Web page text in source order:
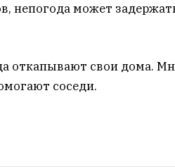
непогода может
откапывают свои дома.
соседи.